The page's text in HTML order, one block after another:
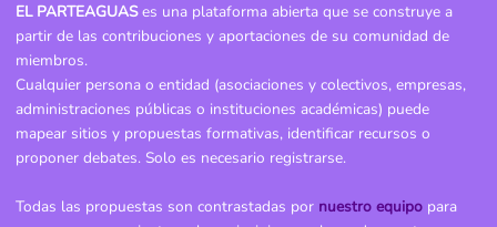
EL PARTEAGUASes una plataforma abierta que se construye a
partir de las contribuciones y aportaciones de su comunidad de
miembros.
Cualquier persona o entidad (asociaciones y colectivos, empresas,
administraciones públicas o instituciones académicas) puede
mapear sitios y propuestas formativas, identificar recursos o
proponer debates. Solo es necesario registrarse.
Todas las propuestas son contrastadas por nuestro equipopara